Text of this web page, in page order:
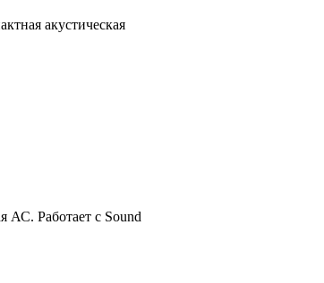
акустическая
АС. Работает с Sound